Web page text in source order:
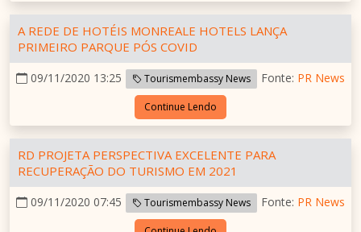
A REDE DE HOTÉIS MONREALE HOTELS LANÇA
PRIMEIRO PARQUE PÓS COVID
09/11/2020 13:25 Tourismembassy News Fonte: PR News
Continue Lendo
RD PROJETA PERSPECTIVA EXCELENTE PARA
RECUPERAÇÃO DO TURISMO EM 2021
09/11/2020 07:45 Tourismembassy News Fonte: PR News